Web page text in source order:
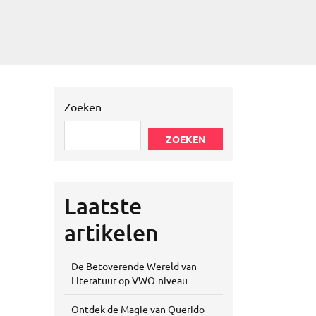
Zoeken
ZOEKEN
Laatste
artikelen
De Betoverende Wereld van
Literatuur op VWO-niveau
Ontdek de Magie van Querido